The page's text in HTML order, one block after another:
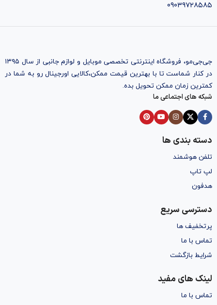
۰۹۰۳۹۷۲۸۵۸۵
جی‌جی‌مو، فروشگاه اینترنتی تخصصی موبایل و لوازم جانبی از سال ۱۳۹۵
در کنار شماست تا با بهترین قیمت ممکن،‌کالایی اورجینال رو به شما در
کمترین زمان ممکن تحویل بده.
شبکه های اجتماعی ما
دسته بندی ها
تلفن هوشمند
لپ تاپ
هدفون
دسترسی سریع
پرتخفیف ها
تماس با ما
شرایط بازگشت
لینک های مفید
تماس با ما